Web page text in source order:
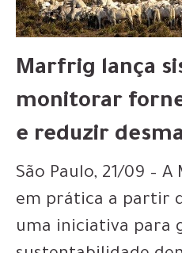
Marfrig lança
monitorar
e reduzir
São Paulo, 21/09 –
em prática a partir
uma iniciativa para